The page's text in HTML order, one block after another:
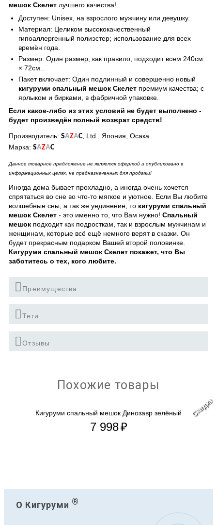
мешок Скелет лучшего качества!
Доступен: Unisex, на взрослого мужчину или девушку.
Материал: Целиком высококачественный
гипоаллергенный полиэстер; использование для всех
времён года.
Размер: Один размер; как правило, подходит всем 240см.
× 72см..
Пакет включает: Один подлинный и совершенно новый
кигуруми спальный мешок Скелет премиум качества; с
ярлыком и бирками, в фабричной упаковке.
Если какое-либо из этих условий не будет выполнено -
будет произведён полный возврат средств!
Производитель: SAZAC, Ltd., Япония, Осака.
Марка: SAZAC
Данное товарное предложение не является офертой и опубликовано в
информационных целях, не предназначенных для продажи!
Иногда дома бывает прохладно, а иногда очень хочется
спрятаться во сне во что-то мягкое и уютное. Если Вы любите
волшебные сны, а так же уединение, то кигуруми спальный
мешок Скелет - это именно то, что Вам нужно! Спальный
мешок подходит как подросткам, так и взрослым мужчинам и
женщинам, которые всё ещё немного верят в сказки. Он
будет прекрасным подарком Вашей второй половинке.
Кигуруми спальный мешок Скелет покажет, что Вы
заботитесь о тех, кого любите.
Преимущества
Теги
Отзывы
Похожие товары
Кигуруми спальный мешок Динозавр зелёный
7 998₽
О Кигуруми ®